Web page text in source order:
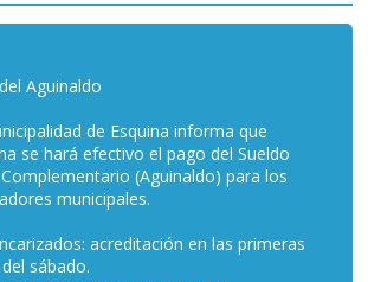
Aguinaldo
de Esquina informa que
se hará efectivo el pago del Sueldo
(Aguinaldo) para los
municipales.
acreditación en las primeras
sábado.